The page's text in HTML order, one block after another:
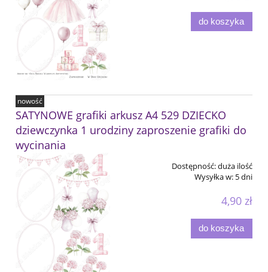
do koszyka
SATYNOWE grafiki arkusz A4 529 DZIECKO
dziewczynka 1 urodziny zaproszenie grafiki do
wycinania
Dostępność:duża ilość
Wysyłka w: 5 dni
4,90 zł
do koszyka
nowość